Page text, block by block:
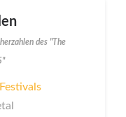
des "The